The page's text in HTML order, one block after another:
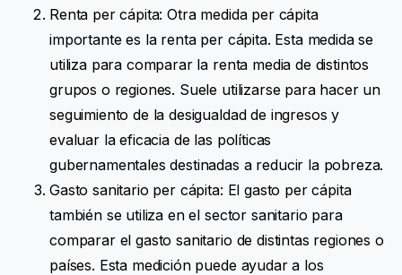
Renta per cápita: Otra medida per cápita
importante es la renta per cápita. Esta medida se
utiliza para comparar la renta media de distintos
grupos o regiones. Suele utilizarse para hacer un
seguimiento de la desigualdad de ingresos y
evaluar la eficacia de las políticas
gubernamentales destinadas a reducir la pobreza.
Gasto sanitario per cápita: El gasto per cápita
también se utiliza en el sector sanitario para
comparar el gasto sanitario de distintas regiones o
países. Esta medición puede ayudar a los